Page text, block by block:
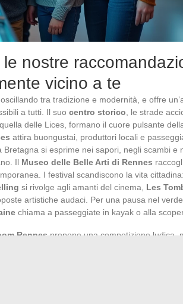
nostre
vicino a te
tra tradizione e modernità, e offre
a tutti. Il suo centro storico , le strade
delle Lices, formano il cuore pulsante
attira buongustai, produttori locali e
si esprime nei sapori, negli scambi e
Il Museo delle Belle Arti di Rennes
I festival scandiscono la vita cittadina:
si rivolge agli amanti del cinema, Les
artistiche audaci. Per una pausa nel
chiama a passeggiate in kayak o alla
Rennes propone una competizione ludica,